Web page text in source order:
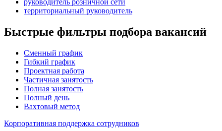
территориальный руководитель
Быстрые фильтры подбора вакансий
Сменный график
Гибкий график
Проектная работа
Частичная занятость
Полная занятость
Полный день
Вахтовый метод
Корпоративная поддержка сотрудников